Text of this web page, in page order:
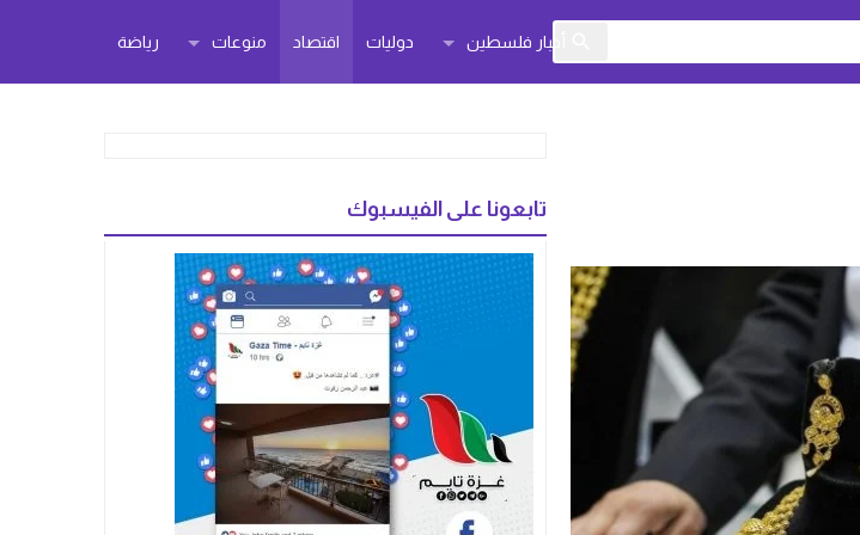
أخبار فلسطين دوليات اقتصاد منوعات رياضة
تابعونا على الفيسبوك